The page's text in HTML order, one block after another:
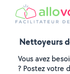
Nettoyeurs
Vous avez
? Postez votre